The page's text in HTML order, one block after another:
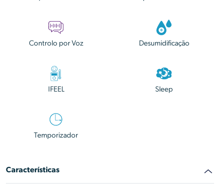
Controlo por Voz Desumidificação
IFEEL Sleep
Temporizador
Características